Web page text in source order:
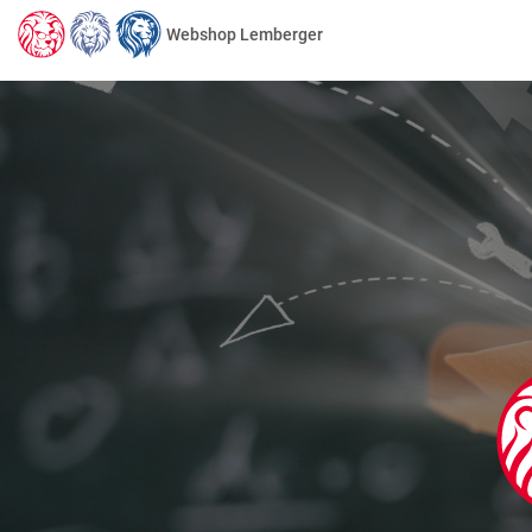
Webshop Lemberger